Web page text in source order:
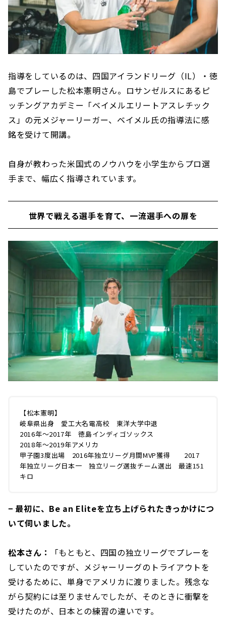
指導をしているのは、四国アイランドリーグ（IL）・徳
島でプレーした松本憲明さん。ロサンゼルスにあるピ
ッチングアカデミー「ベイメルエリートアスレチック
ス」の元メジャーリーガー、ベイメル氏の指導法に感
銘を受けて開講。
自身が教わった米国式のノウハウを小学生からプロ選
手まで、幅広く指導されています。
世界で戦える選手を育て、一流選手への扉を
【松本憲明】
岐阜県出身 愛工大名電高校 東洋大学中退
2016年～2017年 徳島インディゴソックス
2018年～2019年アメリカ
甲子園3度出場 2016年独立リーグ月間MVP獲得 2017
年独立リーグ日本一 独立リーグ選抜チーム選出 最速151
キロ
− 最初に、Be an Eliteを立ち上げられたきっかけにつ
いて伺いました。
松本さん：
「もともと、四国の独立リーグでプレーを
していたのですが、メジャーリーグのトライアウトを
受けるために、単身でアメリカに渡りました。残念な
がら契約には至りませんでしたが、そのときに衝撃を
受けたのが、日本との練習の違いです。